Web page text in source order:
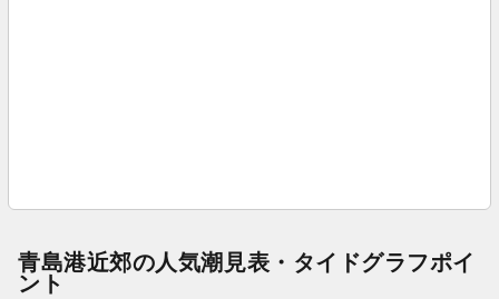
青島港近郊の人気潮見表・タイドグラフポイ
ント